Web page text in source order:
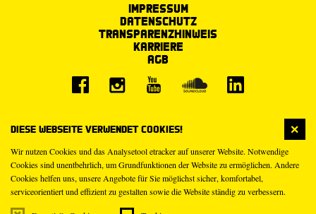
Diese Webseite verwendet Cookies!
Wir nutzen Cookies und das Analysetool etracker auf unserer Website. Notwendige
Cookies sind unentbehrlich, um Grundfunktionen der Website zu ermöglichen. Andere
Cookies helfen uns, unsere Angebote für Sie möglichst sicher, komfortabel,
serviceorientiert und effizient zu gestalten sowie die Website ständig zu verbessern.
Impressum
Datenschutz
Transparenzhinweis
Karriere
AGB